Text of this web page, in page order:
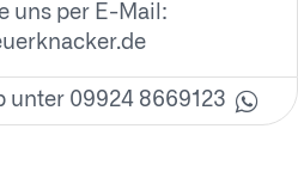
uns per E-Mail:
unter 09924 8669123